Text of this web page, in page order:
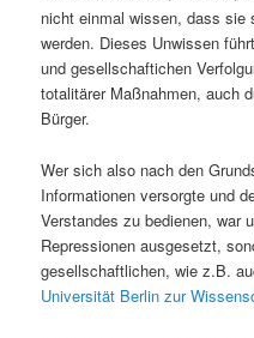
nicht einmal wissen, dass
werden. Dieses Unwissen
und gesellschaftichen
totalitärer Maßnahmen, auch
Bürger.
Wer sich also nach den
Informationen versorgte und
Verstandes zu bedienen, war
Repressionen ausgesetzt,
gesellschaftlichen, wie z.B.
Universität Berlin zur